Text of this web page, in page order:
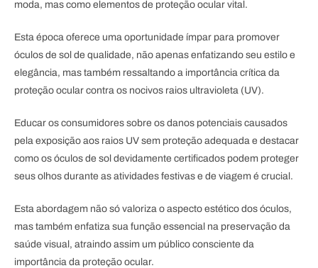
moda, mas como elementos de proteção ocular vital.
Esta época oferece uma oportunidade ímpar para promover
óculos de sol de qualidade, não apenas enfatizando seu estilo e
elegância, mas também ressaltando a importância crítica da
proteção ocular contra os nocivos raios ultravioleta (UV).
Educar os consumidores sobre os danos potenciais causados
pela exposição aos raios UV sem proteção adequada e destacar
como os óculos de sol devidamente certificados podem proteger
seus olhos durante as atividades festivas e de viagem é crucial.
Esta abordagem não só valoriza o aspecto estético dos óculos,
mas também enfatiza sua função essencial na preservação da
saúde visual, atraindo assim um público consciente da
importância da proteção ocular.